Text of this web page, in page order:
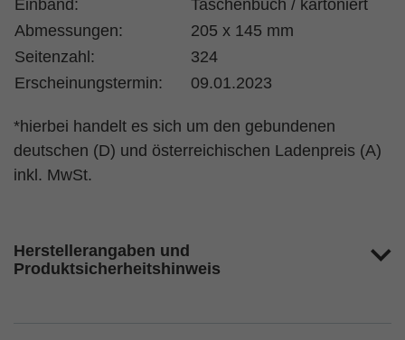
Einband:
Taschenbuch / kartoniert
Abmessungen:
205 x 145 mm
Seitenzahl:
324
Erscheinungstermin:
09.01.2023
*hierbei handelt es sich um den gebundenen
deutschen (D) und österreichischen Ladenpreis (A)
inkl. MwSt.
Herstellerangaben und
Produktsicherheitshinweis